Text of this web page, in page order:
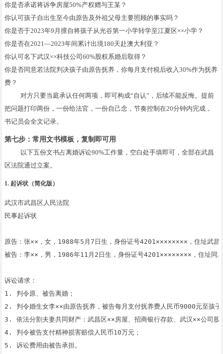
你是否承诺将诉争房屋50%产权赠与王某？
你认可孩子自出生至今由原告及外祖父母主要照顾的事实吗？
你是否于2023年9月擅自将孩子从光谷第一小学转学至江夏区××小学？
你是否在2021—2023年间累计出境180天赴澳大利亚？
你认可名下武汉××科技公司60%股权系婚后取得？
你是否同意若法院判决孩子由原告抚养，你每月支付税后收入30%作为抚养
费？
对方只要当庭承认任何两项，即可构成“自认”，后续不能反悔。提前
把问题打印两份，一份给法官，一份自己念，节奏控制在20分钟内完成，
书记员会全文记录。
第七步：常用文书模板，复制即可用
以下五份文书占离婚诉讼90%工作量，空白处手填即可，全部在武昌
区法院通过立案。
1. 起诉状（简化版）
武汉市武昌区人民法院
民事起诉状
原告：张××，女，1988年5月7日生，身份证号4201××××××××，住址武
被告：李××，男，1986年11月2日生，身份证号4201××××××××，住址同
诉讼请求：
1. 判令原、被告离婚；
2. 判令婚生女李××由原告抚养，被告每月支付抚养费人民币9000元至孩
3. 依法分割夫妻共同财产：武昌区××房屋、招商银行存款、武汉××公司股
4. 判令被告支付精神损害赔偿人民币10万元；
5. 诉讼费用由被告承担。